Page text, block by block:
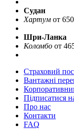
Судан
Хартум от
Шри-Ланка
Коломбо от
Страховий
Вантажні
Підписатися
Про нас
Контакти
FAQ